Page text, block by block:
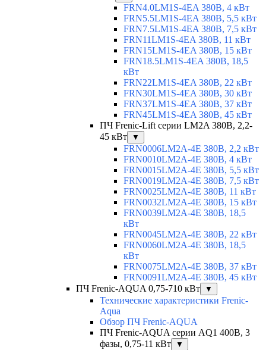
FRN4.0LM1S-4EA 380В, 4 кВт
FRN5.5LM1S-4EA 380В, 5,5 кВт
FRN7.5LM1S-4EA 380В, 7,5 кВт
FRN11LM1S-4EA 380В, 11 кВт
FRN15LM1S-4EA 380В, 15 кВт
FRN18.5LM1S-4EA 380В, 18,5
кВт
FRN22LM1S-4EA 380В, 22 кВт
FRN30LM1S-4EA 380В, 30 кВт
FRN37LM1S-4EA 380В, 37 кВт
FRN45LM1S-4EA 380В, 45 кВт
ПЧ Frenic-Lift серии LM2A 380В, 2,2-
45 кВт
▼
FRN0006LM2A-4E 380В, 2,2 кВт
FRN0010LM2A-4E 380В, 4 кВт
FRN0015LM2A-4E 380В, 5,5 кВт
FRN0019LM2A-4E 380В, 7,5 кВт
FRN0025LM2A-4E 380В, 11 кВт
FRN0032LM2A-4E 380В, 15 кВт
FRN0039LM2A-4E 380В, 18,5
кВт
FRN0045LM2A-4E 380В, 22 кВт
FRN0060LM2A-4E 380В, 18,5
кВт
FRN0075LM2A-4E 380В, 37 кВт
FRN0091LM2A-4E 380В, 45 кВт
ПЧ Frenic-AQUA 0,75-710 кВт
▼
Технические характеристики Frenic-
Aqua
Обзор ПЧ Frenic-AQUA
ПЧ Frenic-AQUA серии AQ1 400В, 3
фазы, 0,75-11 кВт
▼